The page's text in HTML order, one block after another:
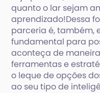
quanto o lar sejam
aprendizado!Dessa
parceria é, também,
fundamental para
aconteça de
ferramentas e
o leque de opções
ao seu tipo de